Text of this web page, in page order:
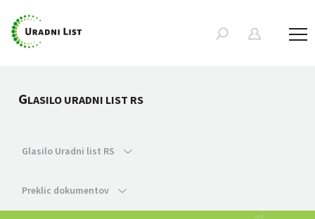
GLASILO URADNI LIST RS
Glasilo Uradni list RS
Preklic dokumentov